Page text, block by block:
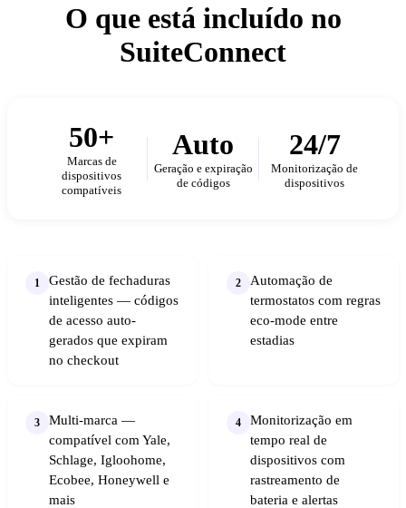
O que está incluído no
SuiteConnect
50+
Marcas de
dispositivos
compatíveis
Auto
Geração e expiração
de códigos
24/7
Monitorização de
dispositivos
1
Gestão de fechaduras
inteligentes — códigos
de acesso auto-
gerados que expiram
no checkout
2
Automação de
termostatos com regras
eco-mode entre
estadias
3
Multi-marca —
compatível com Yale,
Schlage, Igloohome,
Ecobee, Honeywell e
mais
4
Monitorização em
tempo real de
dispositivos com
rastreamento de
bateria e alertas